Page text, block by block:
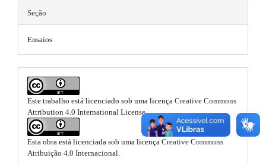
m
b
o
m
a
n
m
s
b
o
o
Seção
Ensaios
Este trabalho está licenciado sob uma licença Creative Commons
Attribution 4.0 International License.
Esta obra está licenciada sob uma licença Creative Commons
Atribuição 4.0 Internacional